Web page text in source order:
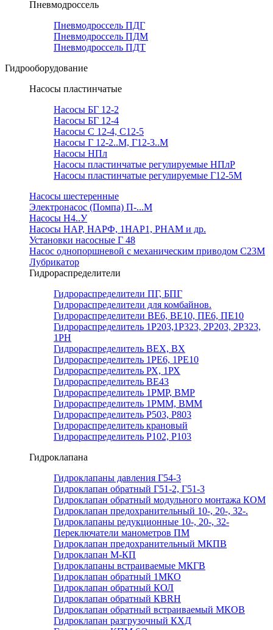
Пневмодроссель
Пневмодроссель ПДГ
Пневмодроссель ПДМ
Пневмодроссель ПДТ
Гидрооборудование
Насосы пластинчатые
Насосы БГ 12-2
Насосы БГ 12-4
Насосы С 12-4, С12-5
Насосы Г 12-2..М, Г12-3..М
Насосы НПл
Насосы пластинчатые регулируемые НПлР
Насосы пластинчатые регулируемые Г12-5М
Насосы шестеренные
Электронасос (Помпа) П-...М
Насосы Н4..У
Насосы НАР, НАРФ, 1НАР1, РНАМ и др.
Установки насосные Г 48
Насос однопоршневой с механическим приводом С23М
Лубрикатор
Гидрораспределители
Гидрораспределители ПГ, БПГ
Гидрораспределители для комбайнов.
Гидрораспределители ВЕ6, ВЕ10, ПЕ6, ПЕ10
Гидрораспределитель 1Р203,1Р323, 2Р203, 2Р323,
1РН
Гидрораспределитель ВЕХ, ВХ
Гидрораспределитель 1РЕ6, 1РЕ10
Гидрораспределитель РХ, 1РХ
Гидрораспределитель ВЕ43
Гидрораспределитель 1РМР, ВМР
Гидрораспределитель 1РММ, ВММ
Гидрораспределитель Р503, Р803
Гидрораспределитель крановый
Гидрораспределитель Р102, Р103
Гидроклапана
Гидроклапаны давления Г54-3
Гидроклапан обратный Г51-2, Г51-3
Гидроклапан обратный модульного монтажа КОМ
Гидроклапан предохранительный 10-, 20-, 32-.
Гидроклапаны редукционные 10-, 20-, 32-
Переключатели манометров ПМ
Гидроклапан предохранительный МКПВ
Гидроклапан М-КП
Гидроклапаны встраиваемые МКГВ
Гидроклапан обратный 1МКО
Гидроклапан обратный КОЛ
Гидроклапан обратный КВRН
Гидроклапан обратный встраиваемый МКОВ
Гидроклапан разгрузочный КХД